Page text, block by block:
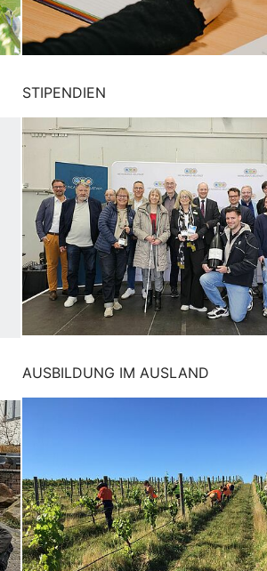
STIPENDIEN
AUSBILDUNG IM AUSLAND